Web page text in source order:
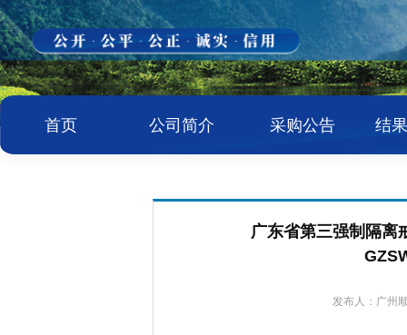
首页 公司简介 采购公告 结
广东省第三强制隔离
发布人：广州